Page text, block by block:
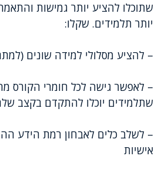
שתוכלו להציע יותר גמישות
יותר תלמידים. שקלו:
– להציע מסלולי למידה שונים
– לאפשר גישה לכל חומרי הקורס
שתלמידים יוכלו להתקדם בקצב
– לשלב כלים לאבחון רמת הידע
אישיות